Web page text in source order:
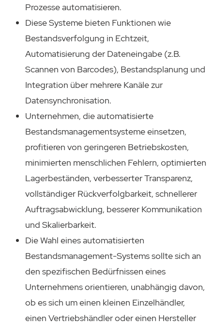
Prozesse automatisieren.
Diese Systeme bieten Funktionen wie
Bestandsverfolgung in Echtzeit,
Automatisierung der Dateneingabe (z.B.
Scannen von Barcodes), Bestandsplanung und
Integration über mehrere Kanäle zur
Datensynchronisation.
Unternehmen, die automatisierte
Bestandsmanagementsysteme einsetzen,
profitieren von geringeren Betriebskosten,
minimierten menschlichen Fehlern, optimierten
Lagerbeständen, verbesserter Transparenz,
vollständiger Rückverfolgbarkeit, schnellerer
Auftragsabwicklung, besserer Kommunikation
und Skalierbarkeit.
Die Wahl eines automatisierten
Bestandsmanagement-Systems sollte sich an
den spezifischen Bedürfnissen eines
Unternehmens orientieren, unabhängig davon,
ob es sich um einen kleinen Einzelhändler,
einen Vertriebshändler oder einen Hersteller